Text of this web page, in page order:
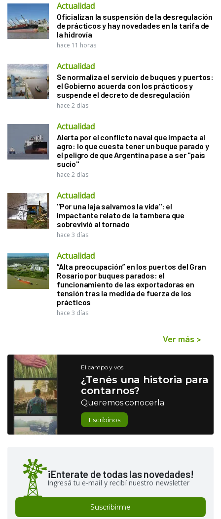
Actualidad
Oficializan la suspensión de la desregulación
de prácticos y hay novedades en la tarifa de
la hidrovía
hace 11 horas
Actualidad
Se normaliza el servicio de buques y puertos:
el Gobierno acuerda con los prácticos y
suspende el decreto de desregulación
hace 2 días
Actualidad
Alerta por el conflicto naval que impacta al
agro: lo que cuesta tener un buque parado y
el peligro de que Argentina pase a ser "país
sucio"
hace 2 días
Actualidad
"Por una laja salvamos la vida": el
impactante relato de la tambera que
sobrevivió al tornado
hace 3 días
Actualidad
“Alta preocupación” en los puertos del Gran
Rosario por buques parados: el
funcionamiento de las exportadoras en
tensión tras la medida de fuerza de los
prácticos
hace 3 días
Ver más >
El campo y vos
¿Tenés una historia para
contarnos?
Queremos conocerla
Escribinos
¡Enterate de todas las novedades!
Ingresá tu e-mail y recibí nuestro newsletter
Suscribirme